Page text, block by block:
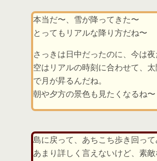
本当だ〜、雪が降ってきた〜
とってもリアルな降り方だね〜
さっきは日中だったのに、今は夜
空はリアルの時刻に合わせて、
で月が昇るんだね。
朝や夕方の景色も見たくなるね〜
島に戻って、あちこち歩き回っ
あまり詳しく言えないけど、素